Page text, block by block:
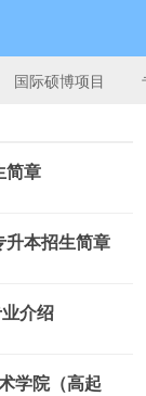
国际硕博项目
简章
本招生简章
介绍
学院（高起